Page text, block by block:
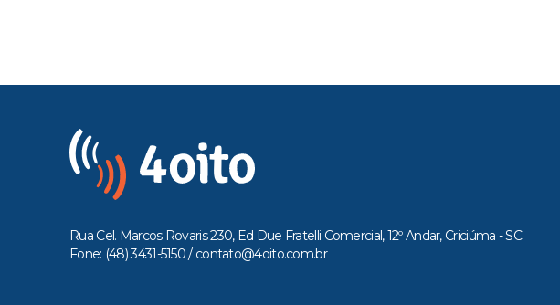
Rua Cel. Marcos Rovaris 230, Ed Due Fratelli Comercial, 12º Andar, Criciúma - SC
Fone: (48) 3431-5150 / contato@4oito.com.br